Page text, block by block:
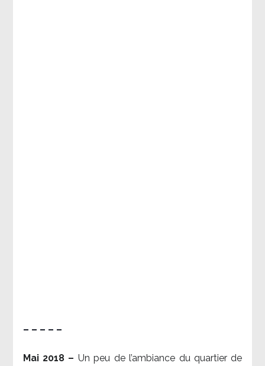
– – – – –
Mai 2018 – Un peu de l’ambiance du quartier de